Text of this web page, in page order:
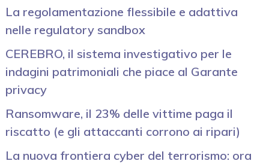
La regolamentazione flessibile e adattiva
nelle regulatory sandbox
CEREBRO, il sistema investigativo per le
indagini patrimoniali che piace al Garante
privacy
Ransomware, il 23% delle vittime paga il
riscatto (e gli attaccanti corrono ai ripari)
La nuova frontiera cyber del terrorismo: ora